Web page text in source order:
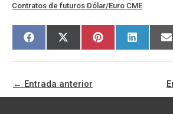
Contratos de futuros Dólar/Euro CME
Compartir
en
F
a
e
o
o
Compartir
en
X
(
w
t
Compartir
en
P
i
t
Compartir
en
L
i
k
E
i
← Entrada anterior